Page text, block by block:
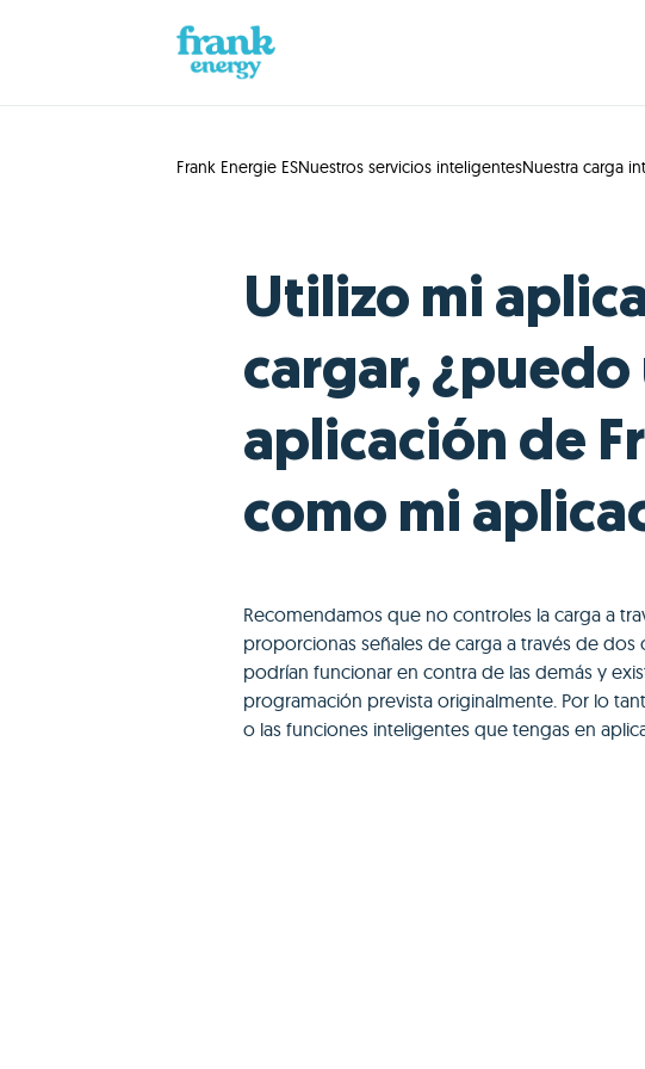
Frank Energie ESNuestros servicios inteligentesNuestra carga
Utilizo mi
cargar,
aplicación de
como mi
Recomendamos que no controles la carga a
proporcionas señales de carga a través de dos
podrían funcionar en contra de las demás y
programación prevista originalmente. Por lo
o las funciones inteligentes que tengas en